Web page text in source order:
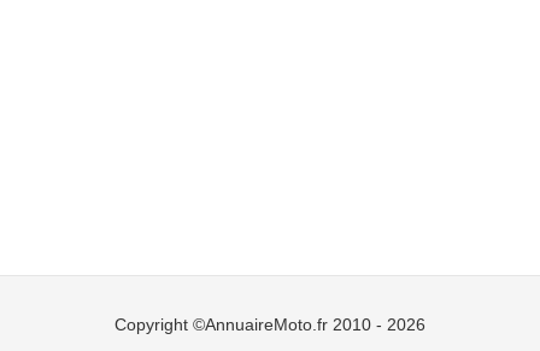
Copyright ©AnnuaireMoto.fr 2010 - 2026